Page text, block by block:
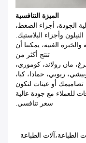
الميزة التنافسية
الجودة، أجزاء الضغط،
وأجزاء البلاستيك.
الغنية، يمكننا أن
تنتج أكثر من
هايدلبرغ، مان رولاند، كوموري،
ريوبي، حمادا، كبا،
أو عينات لتكون
للعملاء مع جودة عالية
سعر تنافسي.
الطباعة،آلات الطباعة